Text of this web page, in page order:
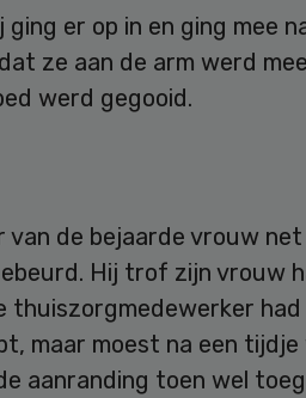
ging er op in en ging mee
ze aan de arm werd
werd gegooid.
van de bejaarde vrouw
Hij trof zijn vrouw
thuiszorgmedewerker
maar moest na een
aanranding toen wel